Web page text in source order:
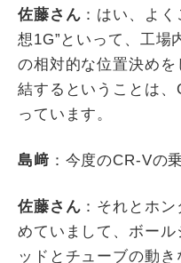
佐藤さん ：はい、よ
想1G” といって、工場
の相対的な位置決め
結するということは、
っています。
島﨑 ：今度のCR-Vの
佐藤さん ：それとホ
めていまして、ボー
ッドとチューブの動